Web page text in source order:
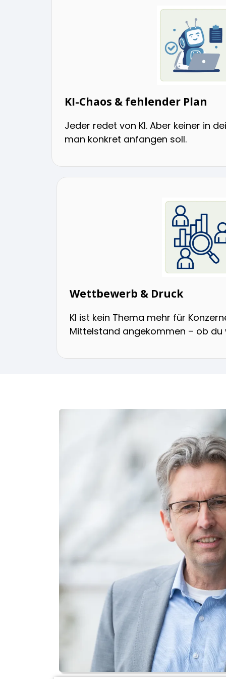
KI-Chaos & fehlender Plan
Jeder redet von KI. Aber keiner in
man konkret anfangen soll.
Wettbewerb & Druck
KI ist kein Thema mehr für
Mittelstand angekommen – ob du